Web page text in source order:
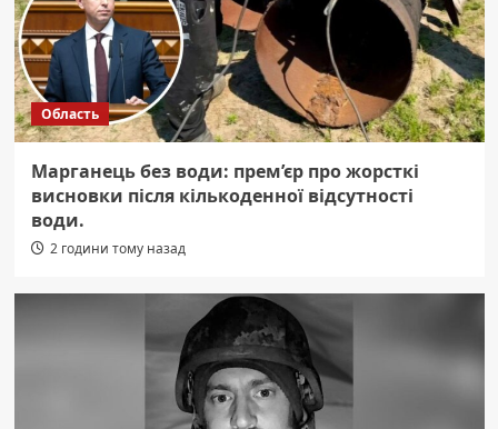
Область
Марганець без води: прем’єр про жорсткі
висновки після кількоденної відсутності
води.
2 години тому назад